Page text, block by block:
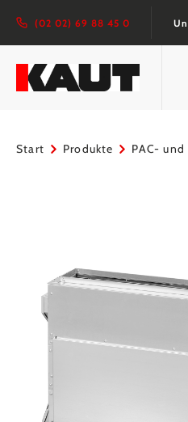
Zur Hauptnavigation
(02 02) 69 88 45 0
Start Produkte PAC-